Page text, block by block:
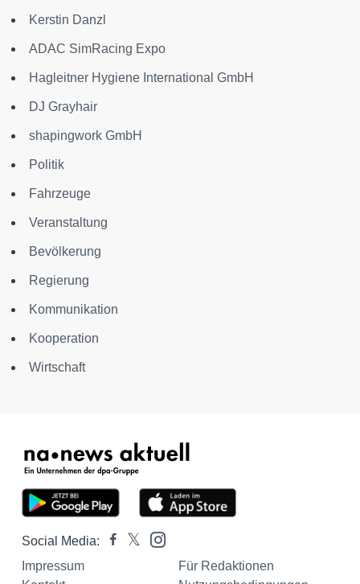
Kerstin Danzl
ADAC SimRacing Expo
Hagleitner Hygiene International GmbH
DJ Grayhair
shapingwork GmbH
Politik
Fahrzeuge
Veranstaltung
Bevölkerung
Regierung
Kommunikation
Kooperation
Wirtschaft
Social Media:
Impressum
Für Redaktionen